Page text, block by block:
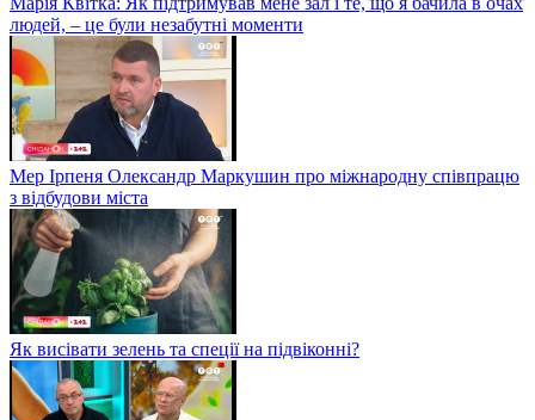
людей, – це були незабутні моменти
Мер Ірпеня Олександр Маркушин про міжнародну співпрацю
з відбудови міста
Як висівати зелень та спеції на підвіконні?